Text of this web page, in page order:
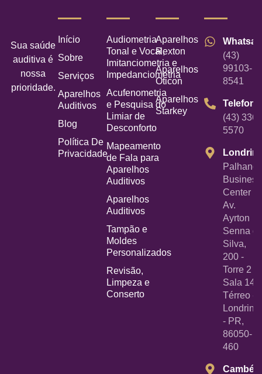
Sua saúde
auditiva é
nossa
prioridade.
Início
Sobre
Serviços
Aparelhos
Auditivos
Blog
Política De
Privacidade
Audiometria
Tonal e Vocal,
Imitanciometria e
Impedanciometria
Acufenometria
e Pesquisa do
Limiar de
Desconforto
Mapeamento
de Fala para
Aparelhos
Auditivos
Aparelhos
Auditivos
Tampão e
Moldes
Personalizados
Revisão,
Limpeza e
Conserto
Aparelhos
Rexton
Aparelhos
Oticon
Aparelhos
Starkey
(43)
99103-
8541
Telefone
(43)
5570
Palhano
Business
Center -
Av.
Ayrton
Senna
Silva,
200 -
Torre 2 -
Sala 14
Térreo -
Londrina
- PR,
86050-
460
Cambé